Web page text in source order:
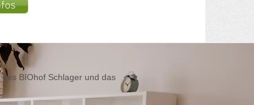
BIOhof Schlager und das